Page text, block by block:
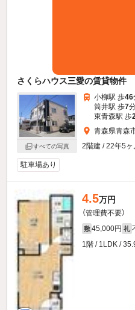
さくらハウス三愛の賃貸物件
すべての写真
小柳駅 歩46
筒井駅 歩7
東青森駅 歩
青森県青森
2階建 / 22年5ヶ
駐車場あり
4.5万円
（管理費不要）
敷 45,000円 礼
1階 / 1LDK /